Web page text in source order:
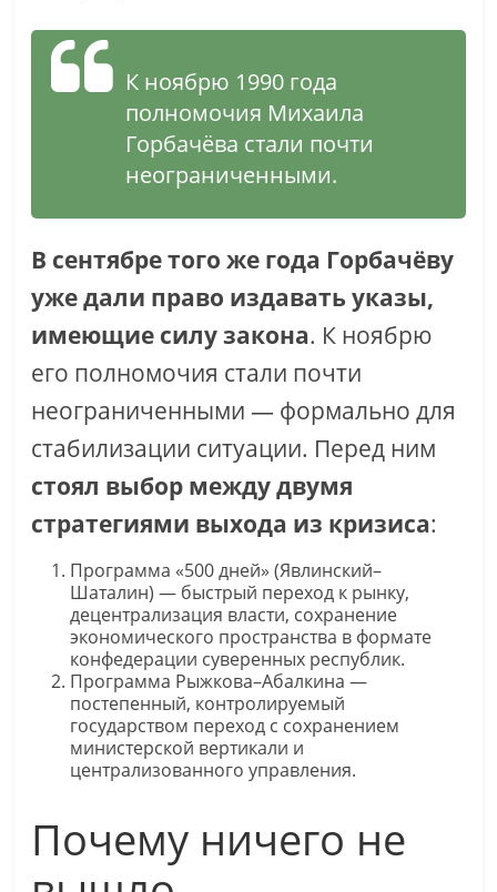
К ноябрю 1990 года
полномочия Михаила
Горбачёва стали почти
неограниченными.
В сентябре того же года Горбачёву
уже дали право издавать указы,
имеющие силу закона. К ноябрю
его полномочия стали почти
неограниченными — формально для
стабилизации ситуации. Перед ним
стоял выбор между двумя
стратегиями выхода из кризиса:
Программа «500 дней» (Явлинский–
Шаталин) — быстрый переход к рынку,
децентрализация власти, сохранение
экономического пространства в формате
конфедерации суверенных республик.
Программа Рыжкова–Абалкина —
постепенный, контролируемый
государством переход с сохранением
министерской вертикали и
централизованного управления.
Почему ничего не